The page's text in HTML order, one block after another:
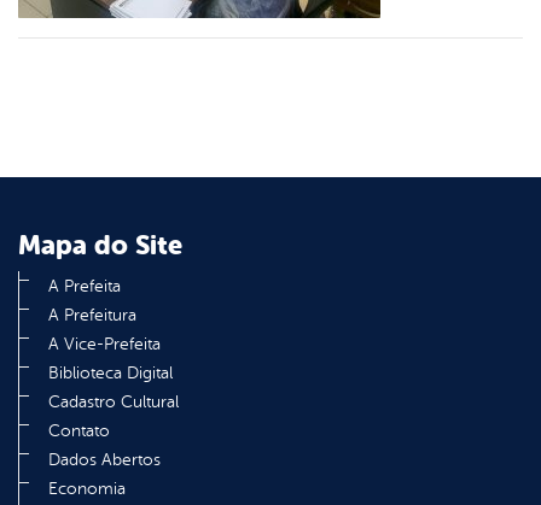
Mapa do Site
A Prefeita
A Prefeitura
A Vice-Prefeita
Biblioteca Digital
Cadastro Cultural
Contato
Dados Abertos
Economia